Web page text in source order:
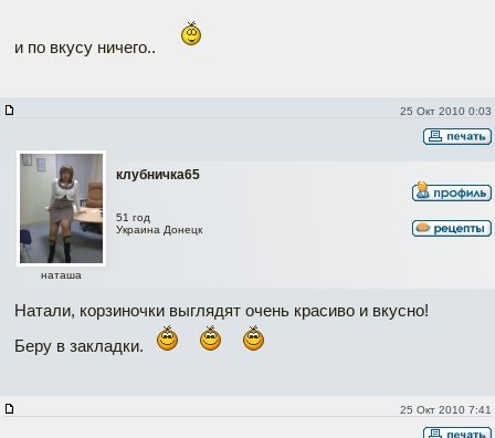
и по вкусу ничего..
25 Окт 2010 0:03
клубничка65
наташа
51 год
Украина Донецк
Натали, корзиночки выглядят очень красиво и вкусно!
Беру в закладки.
25 Окт 2010 7:41